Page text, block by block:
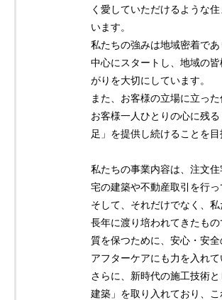
く愛していただけるような
います。
私たちの強みは地域密着で
中心にスタートし、地域の
がりを大切にしています。
また、お客様の立場に立った
お客様一人ひとりの心に残
足」を提供し続けることを目
私たちの事業内容は、注文
宅の建築や不動産取引を行っ
そして、それだけでなく、
長年に渡り培われてきたも
質を保つために、安心・安
アフターケアにも力を入れて
さらに、新時代の施工技術
建築」を取り入れており、